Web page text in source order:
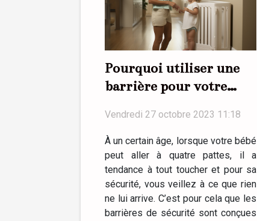
Pourquoi utiliser une
barrière pour votre
Vendredi 27 octobre 2023 11:18
À un certain âge, lorsque votre bébé
peut aller à quatre pattes, il a
tendance à tout toucher et pour sa
sécurité, vous veillez à ce que rien
ne lui arrive. C’est pour cela que les
barrières de sécurité sont conçues